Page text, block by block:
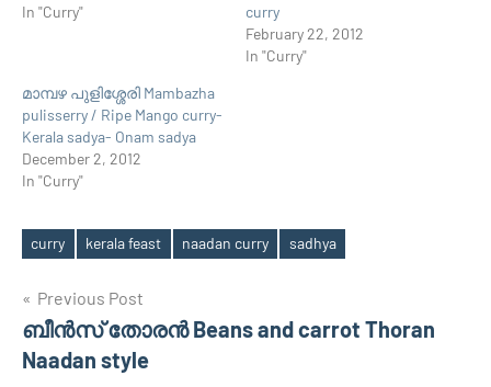
In "Curry"
curry
February 22, 2012
In "Curry"
മാമ്പഴ പുളിശ്ശേരി Mambazha
pulisserry / Ripe Mango curry-
Kerala sadya- Onam sadya
December 2, 2012
In "Curry"
Tags
curry kerala feast naadan curry sadhya
Post
navigation
Previous Post
ബീന്‍സ്‌ തോരന്‍ Beans and carrot Thoran
Naadan style